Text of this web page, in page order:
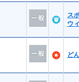
ス
ウ
ど